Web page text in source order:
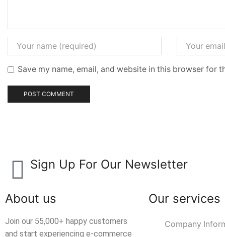
Save my name, email, and website in this browser for
Sign Up For Our Newsletter
About us
Join our 55,000+ happy customers
and start experiencing e-commerce
Our services
Company